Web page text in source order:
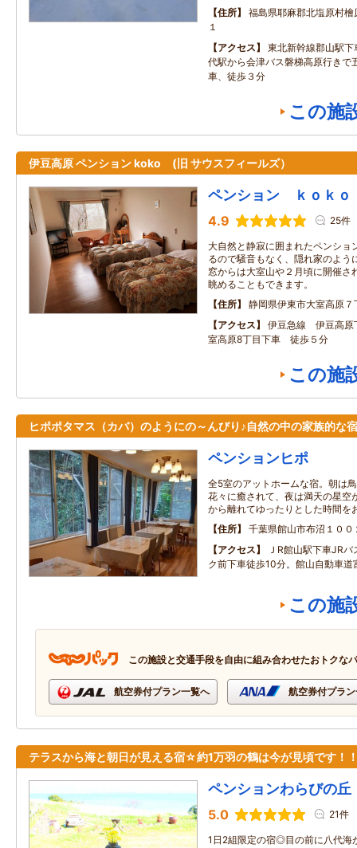
住所
福島県耶麻郡北塩原村
１
アクセス
東北新幹線郡山駅
代駅から会津バス磐梯高原行きで
車、徒歩３分
この施
伊豆高原 ペンション koko (旧 サウスフィールズ）
ペンション ｋｏｋｏ
4.9 25件
大自然と静寂に囲まれたペンショ
るので騒音もなく、隠れ家のよう
窓からは大室山や２月頃に開催さ
眺めることもできます。
住所
静岡県伊東市大室高原７
アクセス
伊豆急線 伊豆高
室高原8丁目下車 徒歩５分
この施
ヒポポタマス（カバ）のようにの～んびり♪自然の中の家族的な宿
ペンションヒポ
全5室のアットホームな宿。朝は
花々に癒されて、夜は満天の星
から離れてゆったりとした時間を
住所
千葉県館山市布沼１００
アクセス
ＪR館山駅下車JR
ク前下車徒歩10分。館山自動車道
この施
この施設と交通手段を自由に組み合わせたおトクな
航空券付プラン一覧へ 航空券付プラ
テラスから海と朝日が見える宿☆約1万羽の鶴は今が見頃です！
ペンションわらびの丘
5.0 21件
1日2組限定の宿◎目の前に八代海